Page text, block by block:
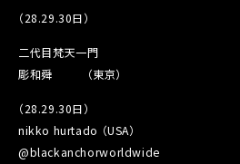
（28.29.30日）
二代目梵天一門
彫和舜 （東京）
（28.29.30日）
nikko hurtado （USA）
@blackanchorworldwide